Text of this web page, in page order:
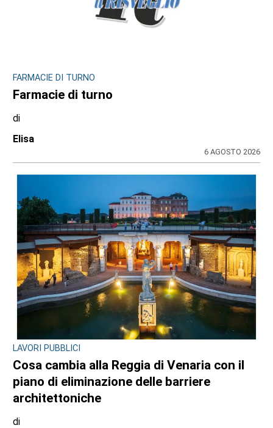
FARMACIE DI TURNO
Farmacie di turno
di
Elisa
6 AGOSTO 2026
LAVORI PUBBLICI
Cosa cambia alla Reggia di Venaria con il
piano di eliminazione delle barriere
architettoniche
di